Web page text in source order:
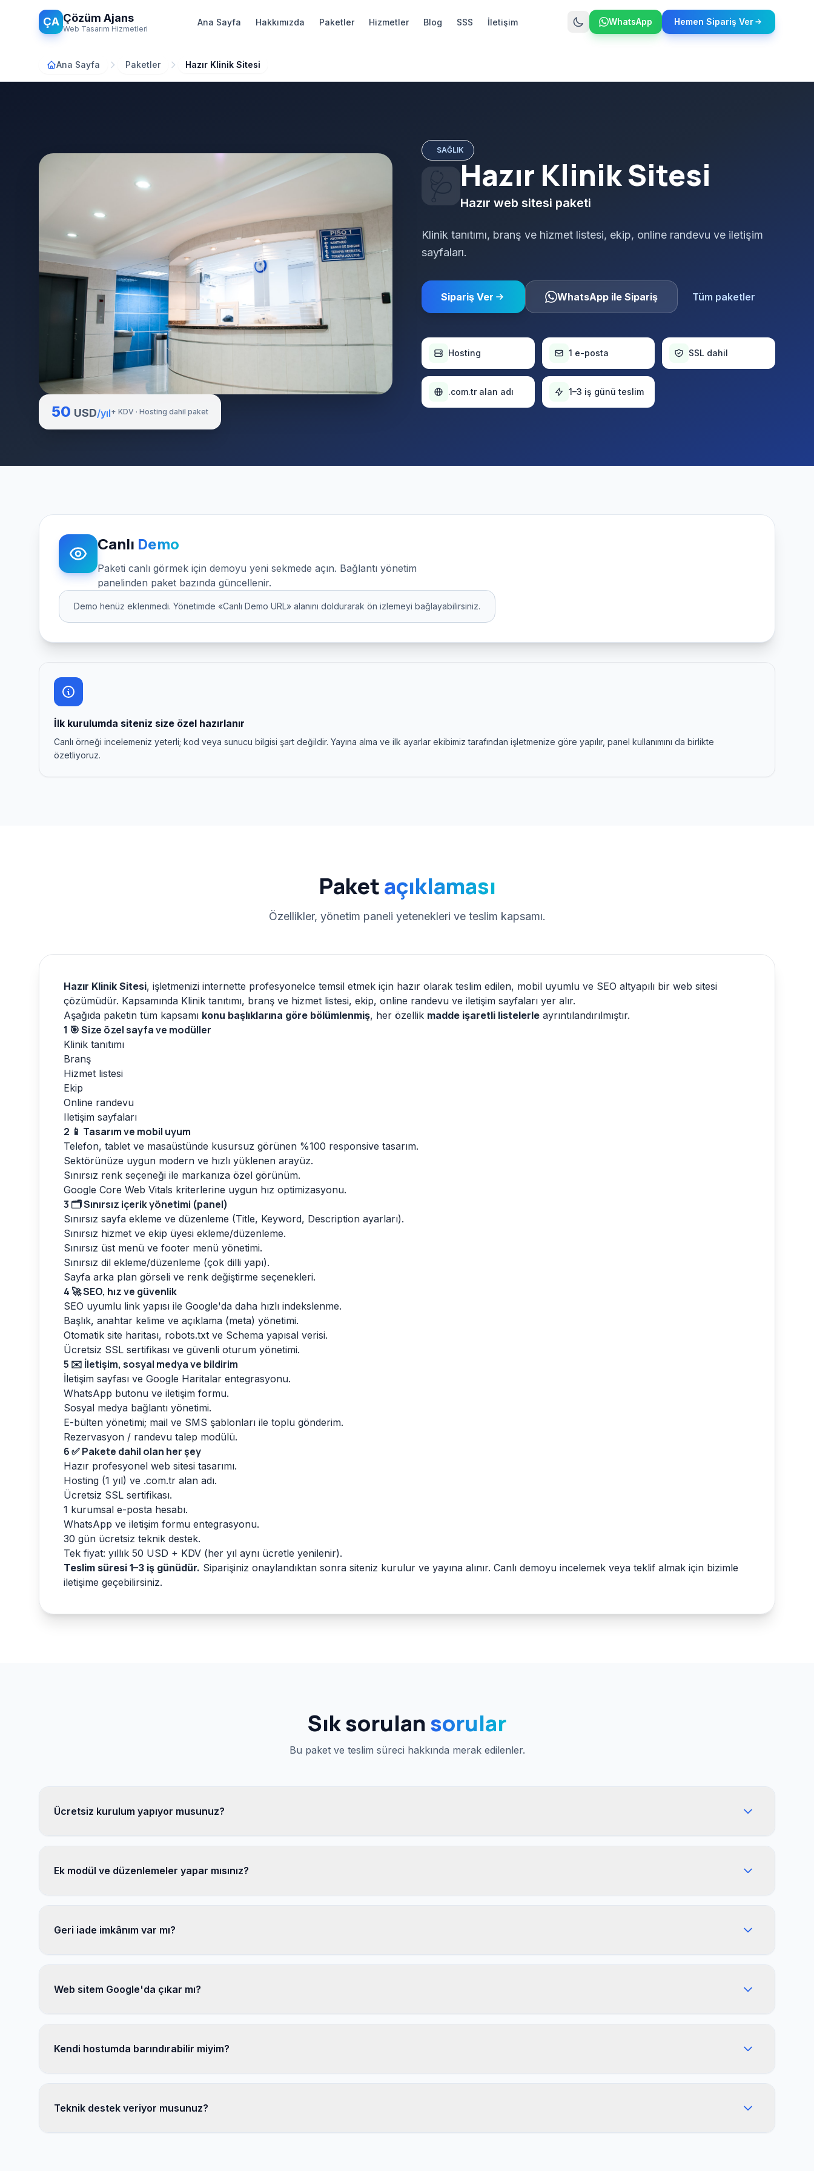
Ana içeriğe atla
ÇA Çözüm Ajans
Web Tasarım Hizmetleri
Ana Sayfa Hakkımızda Paketler Hizmetler Blog SSS İletişim WhatsApp Hemen Sipariş Ver
Ana Sayfa Paketler Hazır Klinik Sitesi
50 USD/yıl+ KDV · Hosting dahil paket
SAĞLIK
Hazır Klinik Sitesi
Hazır web sitesi paketi
Klinik tanıtımı, branş ve hizmet listesi, ekip, online randevu ve iletişim
sayfaları.
Sipariş Ver WhatsApp ile Sipariş Tüm paketler
Hosting 1 e-posta SSL dahil
.com.tr alan adı 1–3 iş günü teslim
Canlı Demo
Paketi canlı görmek için demoyu yeni sekmede açın. Bağlantı yönetim
panelinden paket bazında güncellenir.
Demo henüz eklenmedi. Yönetimde «Canlı Demo URL» alanını doldurarak ön izlemeyi bağlayabilirsiniz.
İlk kurulumda siteniz size özel hazırlanır
Canlı örneği incelemeniz yeterli; kod veya sunucu bilgisi şart değildir. Yayına alma ve ilk ayarlar ekibimiz tarafından işletmenize göre yapılır, panel kullanımını da birlikte
özetliyoruz.
Paketaçıklaması
Özellikler, yönetim paneli yetenekleri ve teslim kapsamı.
Hazır Klinik Sitesi, işletmenizi internette profesyonelce temsil etmek için hazır olarak teslim edilen, mobil uyumlu ve SEO altyapılı bir web sitesi
çözümüdür. Kapsamında Klinik tanıtımı, branş ve hizmet listesi, ekip, online randevu ve iletişim sayfaları yer alır.
Aşağıda paketin tüm kapsamı konu başlıklarına göre bölümlenmiş, her özellik madde işaretli listelerle ayrıntılandırılmıştır.
1 🎯 Size özel sayfa ve modüller
Klinik tanıtımı
Branş
Hizmet listesi
Ekip
Online randevu
Iletişim sayfaları
2 📱 Tasarım ve mobil uyum
Telefon, tablet ve masaüstünde kusursuz görünen %100 responsive tasarım.
Sektörünüze uygun modern ve hızlı yüklenen arayüz.
Sınırsız renk seçeneği ile markanıza özel görünüm.
Google Core Web Vitals kriterlerine uygun hız optimizasyonu.
3 🗂️ Sınırsız içerik yönetimi (panel)
Sınırsız sayfa ekleme ve düzenleme (Title, Keyword, Description ayarları).
Sınırsız hizmet ve ekip üyesi ekleme/düzenleme.
Sınırsız üst menü ve footer menü yönetimi.
Sınırsız dil ekleme/düzenleme (çok dilli yapı).
Sayfa arka plan görseli ve renk değiştirme seçenekleri.
4 🚀 SEO, hız ve güvenlik
SEO uyumlu link yapısı ile Google'da daha hızlı indekslenme.
Başlık, anahtar kelime ve açıklama (meta) yönetimi.
Otomatik site haritası, robots.txt ve Schema yapısal verisi.
Ücretsiz SSL sertifikası ve güvenli oturum yönetimi.
5 ✉️ İletişim, sosyal medya ve bildirim
İletişim sayfası ve Google Haritalar entegrasyonu.
WhatsApp butonu ve iletişim formu.
Sosyal medya bağlantı yönetimi.
E-bülten yönetimi; mail ve SMS şablonları ile toplu gönderim.
Rezervasyon / randevu talep modülü.
6✅ Pakete dahil olan her şey
Hazır profesyonel web sitesi tasarımı.
Hosting (1 yıl) ve .com.tr alan adı.
Ücretsiz SSL sertifikası.
1 kurumsal e-posta hesabı.
WhatsApp ve iletişim formu entegrasyonu.
30 gün ücretsiz teknik destek.
Tek fiyat: yıllık 50 USD + KDV (her yıl aynı ücretle yenilenir).
Teslim süresi 1–3 iş günüdür. Siparişiniz onaylandıktan sonra siteniz kurulur ve yayına alınır. Canlı demoyu incelemek veya teklif almak için bizimle
iletişime geçebilirsiniz.
Sık sorulansorular
Bu paket ve teslim süreci hakkında merak edilenler.
Ücretsiz kurulum yapıyor musunuz?
Ek modül ve düzenlemeler yapar mısınız?
Geri iade imkânım var mı?
Web sitem Google'da çıkar mı?
Kendi hostumda barındırabilir miyim?
Teknik destek veriyor musunuz?